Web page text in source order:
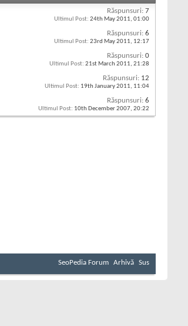
Răspunsuri: 7
Ultimul Post: 24th May 2011, 01:00
Răspunsuri: 6
Ultimul Post: 23rd May 2011, 12:17
Răspunsuri: 0
Ultimul Post: 21st March 2011, 21:28
Răspunsuri: 12
Ultimul Post: 19th January 2011, 11:04
Răspunsuri: 6
Ultimul Post: 10th December 2007, 20:22
SeoPedia Forum Arhivă Sus